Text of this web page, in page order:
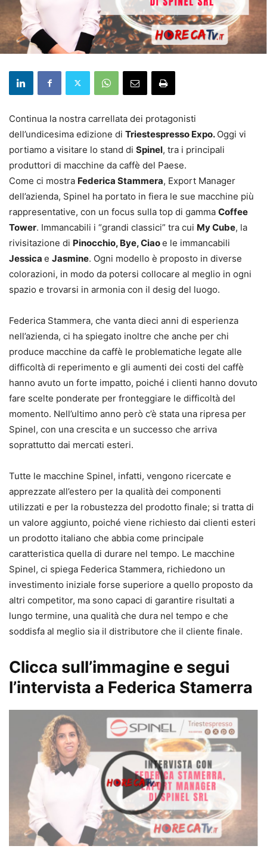
Continua la nostra carrellata dei protagonisti
dell’undicesima edizione di Triestespresso Expo. Oggi vi
portiamo a visitare lo stand di Spinel, tra i principali
produttori di macchine da caffè del Paese.
Come ci mostra Federica Stammera, Export Manager
dell’azienda, Spinel ha portato in fiera le sue macchine più
rappresentative, con un focus sulla top di gamma Coffee
Tower. Immancabili i “grandi classici” tra cui My Cube, la
rivisitazione di Pinocchio, Bye, Ciaoe le immancabili
Jessica e Jasmine. Ogni modello è proposto in diverse
colorazioni, in modo da potersi collocare al meglio in ogni
spazio e trovarsi in armonia con il desig del luogo.
Federica Stammera, che vanta dieci anni di esperienza
nell’azienda, ci ha spiegato inoltre che anche per chi
produce macchine da caffè le problematiche legate alle
difficoltà di reperimento e gli aumenti dei costi del caffè
hanno avuto un forte impatto, poiché i clienti hanno dovuto
fare scelte ponderate per fronteggiare le difficoltà del
momento. Nell’ultimo anno però c’è stata una ripresa per
Spinel, con una crescita e un successo che arriva
soprattutto dai mercati esteri.
Tutte le macchine Spinel, infatti, vengono ricercate e
apprezzate all’estero per la qualità dei componenti
utilizzati e per la robustezza del prodotto finale; si tratta di
un valore aggiunto, poiché viene richiesto dai clienti esteri
un prodotto italiano che abbia come principale
caratteristica quella di durare nel tempo. Le macchine
Spinel, ci spiega Federica Stammera, richiedono un
investimento iniziale forse superiore a quello proposto da
altri competitor, ma sono capaci di garantire risultati a
lungo termine, una qualità che dura nel tempo e che
soddisfa al meglio sia il distributore che il cliente finale.
Clicca sull’immagine e segui
l’intervista a Federica Stamerra